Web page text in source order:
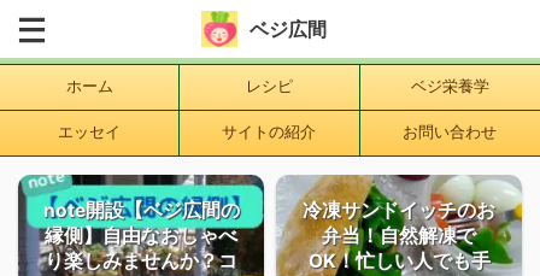
ベジ広間
ホーム レシピ ベジ栄養学
エッセイ サイトの紹介 お問い合わせ
note開設【ベジ広間の
縁側】自由なおしゃべ
り楽しみませんか？コ
冷凍サンドイッチのお
弁当！自然解凍で
OK！忙しい人でも手